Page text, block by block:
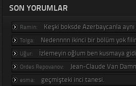
SON YORUMLAR
Ramin: Keşki boksde Azerbaycanla
Tolga: Nedennnn ikinci bir bölüm yok
Uğur: İzlemeyin oğlum ben kusmaya
Ordes Repovanov: Jean-Claude Van
esma: geçmişteki inci tanesi.